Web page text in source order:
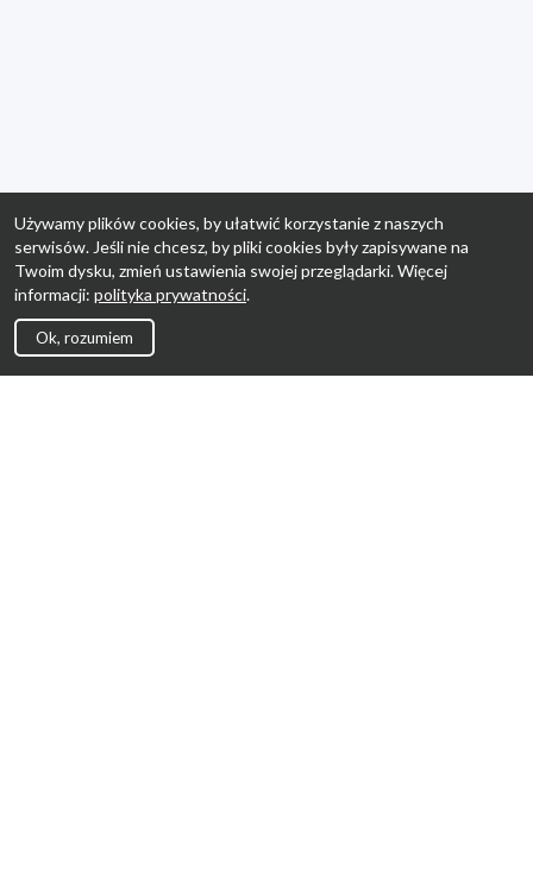
Używamy plików cookies, by ułatwić korzystanie z naszych
serwisów. Jeśli nie chcesz, by pliki cookies były zapisywane na
Twoim dysku, zmień ustawienia swojej przeglądarki. Więcej
informacji: polityka prywatności.
Ok, rozumiem